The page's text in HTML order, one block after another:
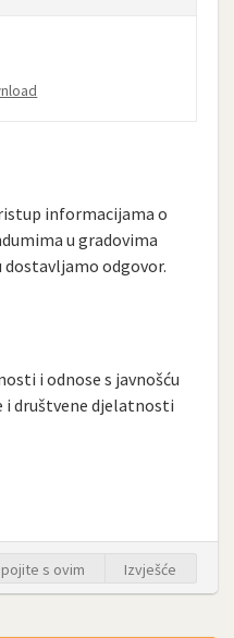
informacijama o
u gradovima
odgovor.
i odnose s javnošću
i društvene djelatnosti
s ovim Izvješće